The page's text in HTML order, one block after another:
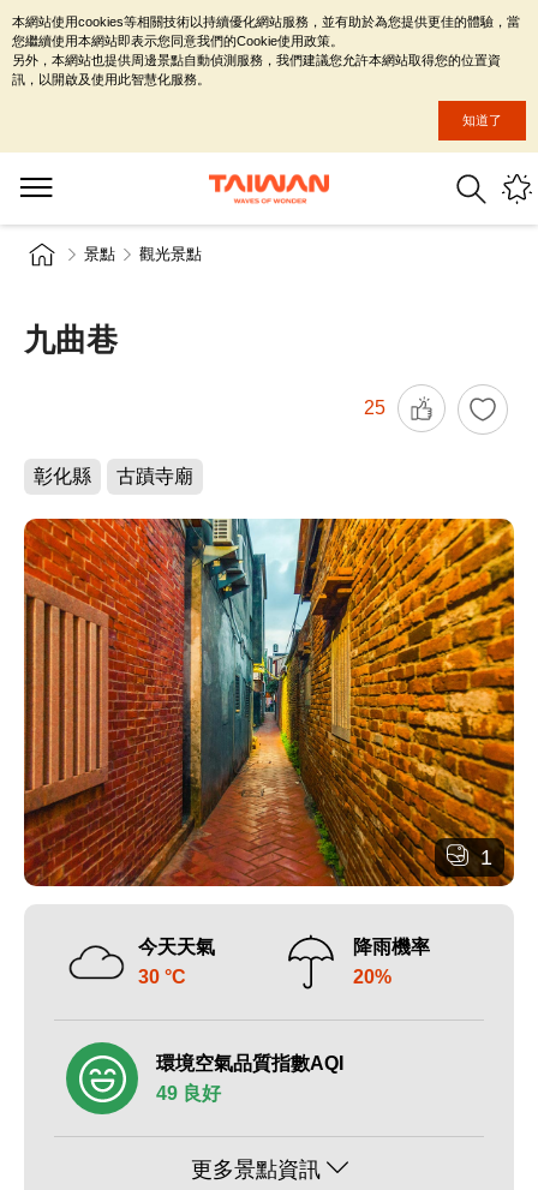
景點 觀光景點
九曲巷
25
彰化縣 古蹟寺廟
1
今天天氣
30 °C
降雨機率
20%
環境空氣品質指數AQI
49 良好
更多景點資訊
本網站使用cookies等相關技術以持續優化網站服務，並有助於為您提供更佳的體驗，當
您繼續使用本網站即表示您同意我們的Cookie使用政策。
另外，本網站也提供周邊景點自動偵測服務，我們建議您允許本網站取得您的位置資
訊，以開啟及使用此智慧化服務。
知道了